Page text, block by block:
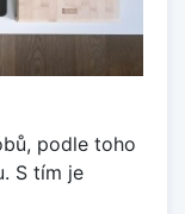
podle toho
S tím je